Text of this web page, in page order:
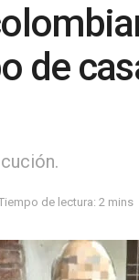
de
de lectura: 2 mins